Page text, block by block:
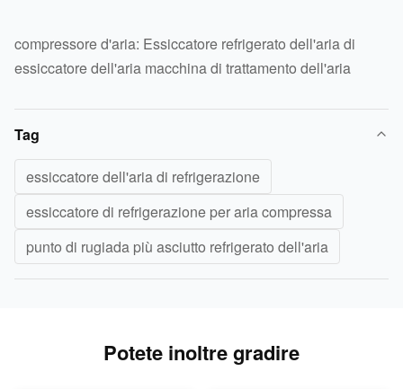
compressore d'aria: Essiccatore refrigerato dell'aria di
essiccatore dell'aria macchina di trattamento dell'aria
Tag
essiccatore dell'aria di refrigerazione
essiccatore di refrigerazione per aria compressa
punto di rugiada più asciutto refrigerato dell'aria
Potete inoltre gradire